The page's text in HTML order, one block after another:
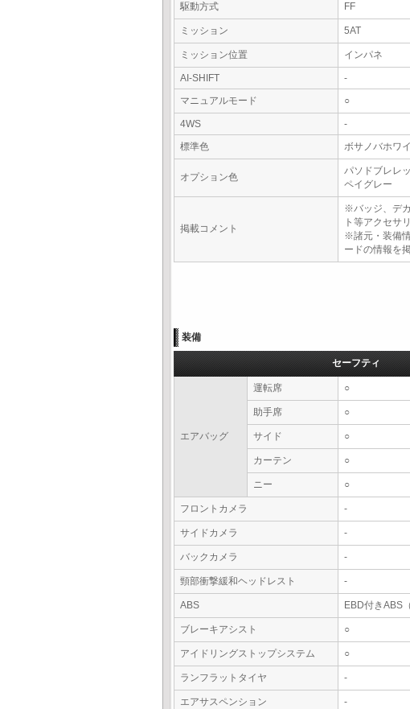
駆動方式 FF
ミッション 5AT
ミッション位置 インパネ
AI-SHIFT
-
マニュアルモード
○
4WS
-
標準色
ボサノバホワ
オプション色
パソドブレレ
ペイグレー
掲載コメント
※バッジ、デ
ト等アクセサ
※諸元・装備
ードの情報を
装備
セーフティ
エアバッグ
運転席 ○
助手席 ○
サイド ○
カーテン ○
ニー ○
フロントカメラ -
サイドカメラ -
バックカメラ -
頸部衝撃緩和ヘッドレスト -
ABS EBD付きABS
ブレーキアシスト ○
アイドリングストップシステム ○
ランフラットタイヤ -
エアサスペンション -